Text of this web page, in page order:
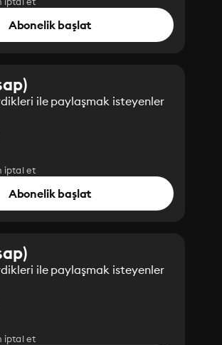
Abonelik başlat
ile paylaşmak isteyenler
iptal et
Abonelik başlat
ile paylaşmak isteyenler
iptal et